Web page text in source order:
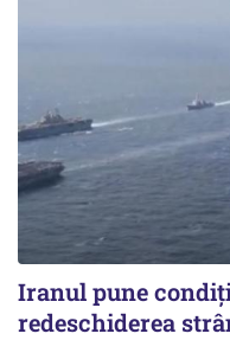
Iranul pune
redeschiderea